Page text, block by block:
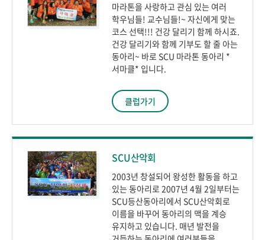
마라톤을 사랑하고 관심 있는 여러
학우님들! 교수님들!~ 자신에게 맞는
코스 선택!!! 건강 달리기 함께 하시죠.
건강 달리기와 함께 기부도 할 줄 아는
동아리~ 바로 SCU 마라톤 동아리 *
서마클* 입니다.
클럽가기
SCU산악회
2003년 창설되어 왕성한 활동을 하고
있는 동아리로 2007년 4월 2일부터는
SCU등산동아리에서 SCU산악회로
이름을 바꾸어 동아리의 맥을 계승
유지하고 있습니다. 매년 발전을